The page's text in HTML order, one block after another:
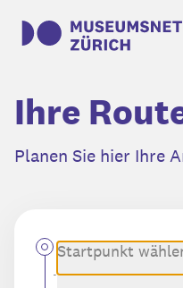
Ihre
Planen Sie hier Ihre
Startpunkt